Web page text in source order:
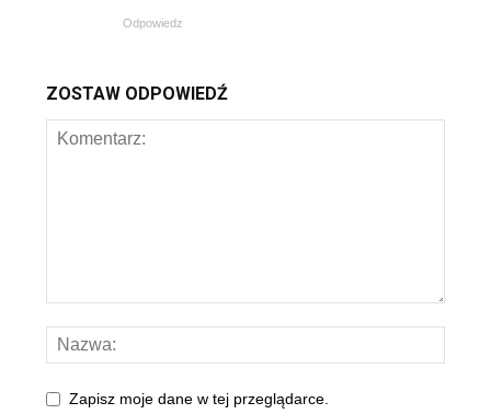
Odpowiedz
ZOSTAW ODPOWIEDŹ
Zapisz moje dane w tej przeglądarce.